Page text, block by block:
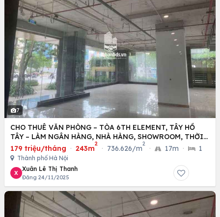
7
CHO THUÊ VĂN PHÒNG – TÒA 6TH ELEMENT, TÂY HỒ
TÂY – LÀM NGÂN HÀNG, NHÀ HÀNG, SHOWROOM, THỜI
TRANG
179 triệu/tháng · 243m
2
· 736.626/m
2
· 17m · 1
Thành phố Hà Nội
X
Xuân Lê Thị Thanh
Đăng 24/11/2025